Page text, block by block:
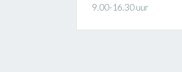
9.00-16.30 uur